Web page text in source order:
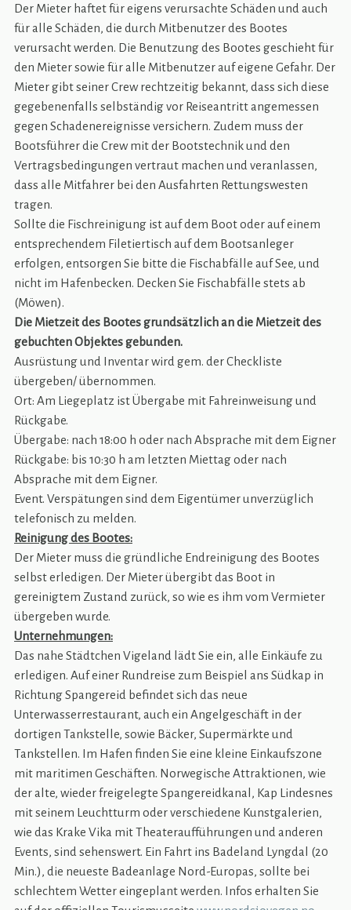
Der Mieter haftet für eigens verursachte Schäden und auch
für alle Schäden, die durch Mitbenutzer des Bootes
verursacht werden. Die Benutzung des Bootes geschieht für
den Mieter sowie für alle Mitbenutzer auf eigene Gefahr. Der
Mieter gibt seiner Crew rechtzeitig bekannt, dass sich diese
gegebenenfalls selbständig vor Reiseantritt angemessen
gegen Schadenereignisse versichern. Zudem muss der
Bootsführer die Crew mit der Bootstechnik und den
Vertragsbedingungen vertraut machen und veranlassen,
dass alle Mitfahrer bei den Ausfahrten Rettungswesten
tragen.
Sollte die Fischreinigung ist auf dem Boot oder auf einem
entsprechendem Filetiertisch auf dem Bootsanleger
erfolgen, entsorgen Sie bitte die Fischabfälle auf See, und
nicht im Hafenbecken. Decken Sie Fischabfälle stets ab
(Möwen).
Die Mietzeit des Bootes grundsätzlich an die Mietzeit des
gebuchten Objektes gebunden.
Ausrüstung und Inventar wird gem. der Checkliste
übergeben/ übernommen.
Ort: Am Liegeplatz ist Übergabe mit Fahreinweisung und
Rückgabe.
Übergabe: nach 18:00 h oder nach Absprache mit dem Eigner
Rückgabe: bis 10:30 h am letzten Miettag oder nach
Absprache mit dem Eigner.
Event. Verspätungen sind dem Eigentümer unverzüglich
telefonisch zu melden.
Reinigung des Bootes:
Der Mieter muss die gründliche Endreinigung des Bootes
selbst erledigen. Der Mieter übergibt das Boot in
gereinigtem Zustand zurück, so wie es ihm vom Vermieter
übergeben wurde.
Unternehmungen:
Das nahe Städtchen Vigeland lädt Sie ein, alle Einkäufe zu
erledigen. Auf einer Rundreise zum Beispiel ans Südkap in
Richtung Spangereid befindet sich das neue
Unterwasserrestaurant, auch ein Angelgeschäft in der
dortigen Tankstelle, sowie Bäcker, Supermärkte und
Tankstellen. Im Hafen finden Sie eine kleine Einkaufszone
mit maritimen Geschäften. Norwegische Attraktionen, wie
der alte, wieder freigelegte Spangereidkanal, Kap Lindesnes
mit seinem Leuchtturm oder verschiedene Kunstgalerien,
wie das Krake Vika mit Theateraufführungen und anderen
Events, sind sehenswert. Ein Fahrt ins Badeland Lyngdal (20
Min.), die neueste Badeanlage Nord-Europas, sollte bei
schlechtem Wetter eingeplant werden. Infos erhalten Sie